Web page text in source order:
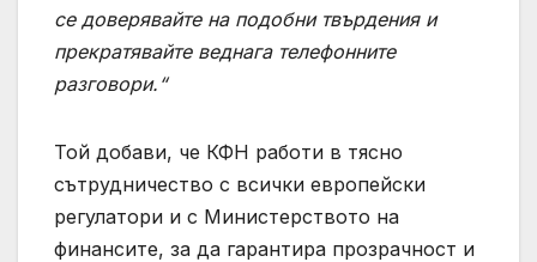
се доверявайте на подобни твърдения и
прекратявайте веднага телефонните
разговори.“
Той добави, че КФН работи в тясно
сътрудничество с всички европейски
регулатори и с Министерството на
финансите, за да гарантира прозрачност и